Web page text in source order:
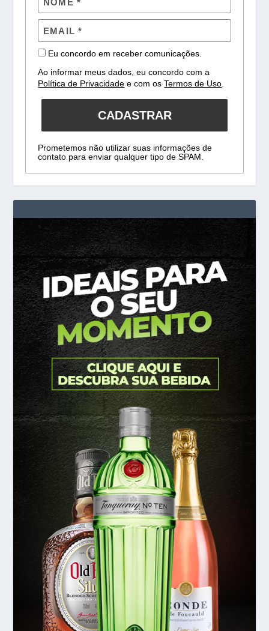
Eu concordo em receber comunicações.
Ao informar meus dados, eu concordo com a
Política de Privacidade e com osTermos de Uso
CADASTRAR
Prometemos não utilizar suas informações de
contato para enviar qualquer tipo de SPAM.